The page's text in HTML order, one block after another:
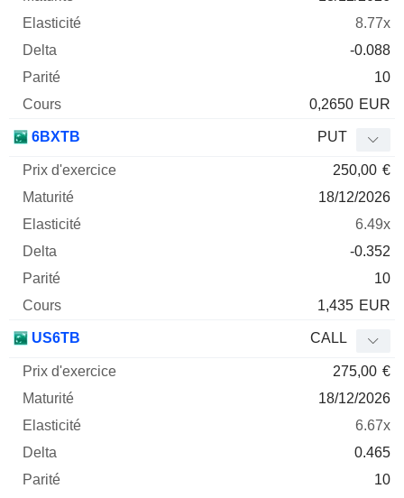
8.77x
-0.088
10
0,2650 EUR
6BXTB PUT
250,00 €
18/12/2026
6.49x
-0.352
10
1,435 EUR
US6TB CALL
275,00 €
18/12/2026
6.67x
0.465
10